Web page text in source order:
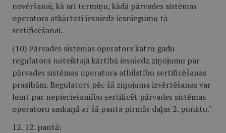
novēršanai, kā arī termiņu, kādā pārvades sistēmas
operators atkārtoti iesniedz iesniegumu tā
sertificēšanai.
(10) Pārvades sistēmas operators katru gadu
regulatora noteiktajā kārtībā iesniedz ziņojumu par
pārvades sistēmas operatora atbilstību sertificēšanas
prasībām. Regulators pēc šā ziņojuma izvērtēšanas var
lemt par nepieciešamību sertificēt pārvades sistēmas
operatoru saskaņā ar šā panta pirmās daļas 2. punktu."
12. 12. pantā: